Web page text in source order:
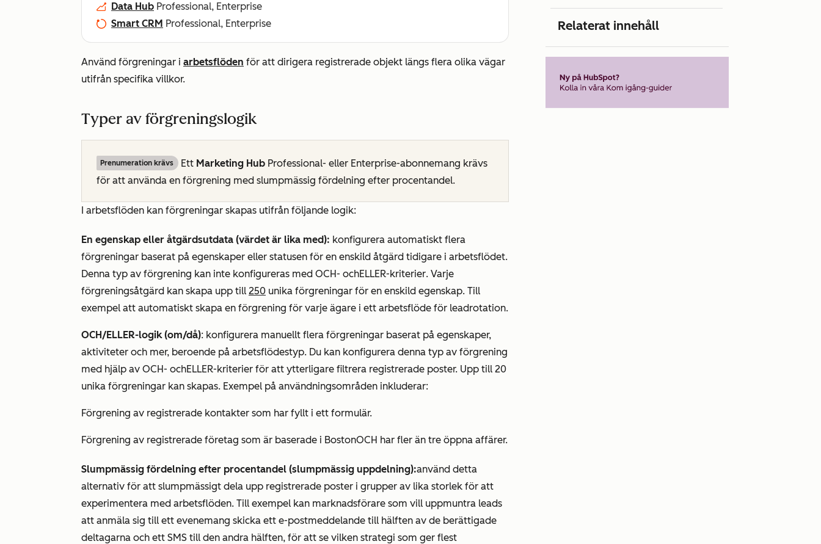
Data Hub Professional, Enterprise
Smart CRM Professional, Enterprise
Använd förgreningar i arbetsflöden för att dirigera registrerade objekt längs flera olika vägar
utifrån specifika villkor.
Typer av förgreningslogik
Prenumeration krävs Ett Marketing Hub Professional- eller Enterprise-abonnemang krävs
för att använda en förgrening med slumpmässig fördelning efter procentandel.
I arbetsflöden kan förgreningar skapas utifrån följande logik:
En egenskap eller åtgärdsutdata (värdet är lika med): konfigurera automatiskt flera
förgreningar baserat på egenskaper eller statusen för en enskild åtgärd tidigare i arbetsflödet.
Denna typ av förgrening kan inte konfigureras med OCH- ochELLER-kriterier. Varje
förgreningsåtgärd kan skapa upp till 250 unika förgreningar för en enskild egenskap. Till
exempel att automatiskt skapa en förgrening för varje ägare i ett arbetsflöde för leadrotation.
OCH/ELLER-logik (om/då): konfigurera manuellt flera förgreningar baserat på egenskaper,
aktiviteter och mer, beroende på arbetsflödestyp. Du kan konfigurera denna typ av förgrening
med hjälp av OCH- ochELLER-kriterier för att ytterligare filtrera registrerade poster. Upp till 20
unika förgreningar kan skapas. Exempel på användningsområden inkluderar:
Förgrening av registrerade kontakter som har fyllt i ett formulär.
Förgrening av registrerade företag som är baserade i BostonOCH har fler än tre öppna affärer.
Slumpmässig fördelning efter procentandel (slumpmässig uppdelning):använd detta
alternativ för att slumpmässigt dela upp registrerade poster i grupper av lika storlek för att
experimentera med arbetsflöden. Till exempel kan marknadsförare som vill uppmuntra leads
att anmäla sig till ett evenemang skicka ett e-postmeddelande till hälften av de berättigade
deltagarna och ett SMS till den andra hälften, för att se vilken strategi som ger flest
Relaterat innehåll